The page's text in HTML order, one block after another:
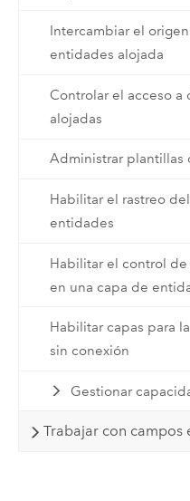
Intercambiar el
entidades alojada
Controlar el acceso
alojadas
Administrar plantillas
Habilitar el rastreo
entidades
Habilitar el control
en una capa de
Habilitar capas para
sin conexión
Gestionar
Trabajar con campos